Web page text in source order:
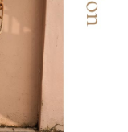
之同意方可使用
，本公司不負相關責
用戶狀況，依本公司即
，本公司將視審查結果
發現惡意使用之情形，